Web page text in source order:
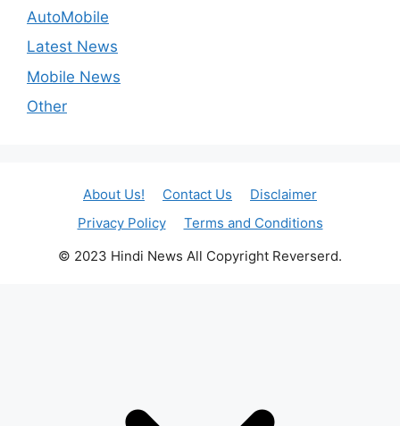
AutoMobile
Latest News
Mobile News
Other
About Us! Contact Us
Disclaimer
Privacy Policy
Terms and Conditions
© 2023 Hindi News All Copyright Reverserd.